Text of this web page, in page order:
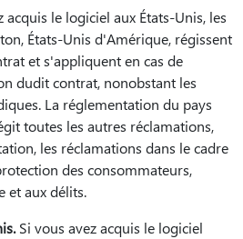
acquis le logiciel aux États-Unis, les
États-Unis d'Amérique, régissent
et s'appliquent en cas de
dudit contrat, nonobstant les
La réglementation du pays
toutes les autres réclamations,
les réclamations dans le cadre
des consommateurs,
et aux délits.
Si vous avez acquis le logiciel